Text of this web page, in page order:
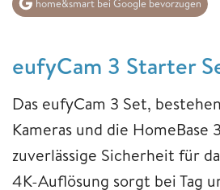
home&smart bei Google bevorzugen
eufyCam 3 Starter
Das eufyCam 3 Set,
Kameras und die HomeBase
zuverlässige Sicherheit für
4K-Auflösung sorgt bei Tag